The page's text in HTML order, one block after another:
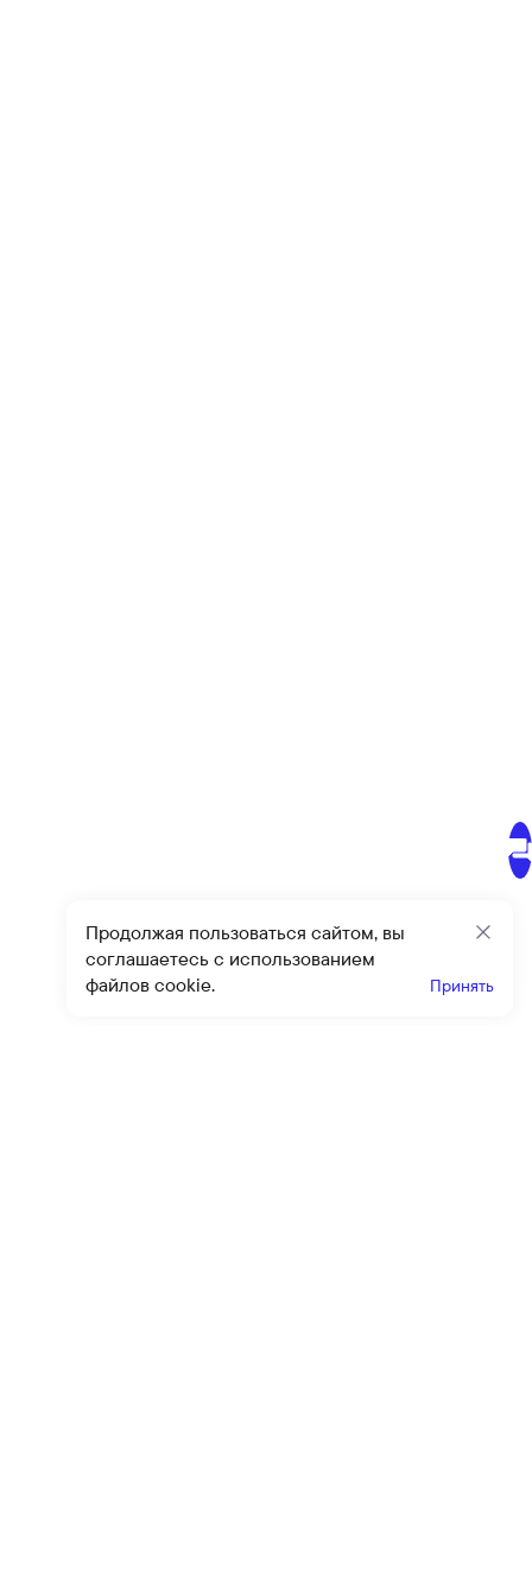
Продолжая пользоваться сайтом, вы
соглашаетесь с использованием
файлов cookie.
Принять